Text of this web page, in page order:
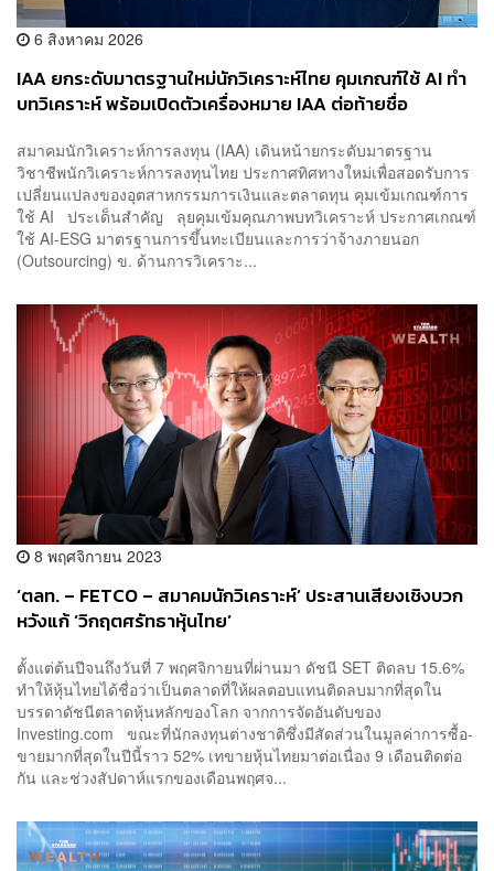
6 สิงหาคม 2026
IAA ยกระดับมาตรฐานใหม่นักวิเคราะห์ไทย คุมเกณฑ์ใช้ AI ทำ
บทวิเคราะห์ พร้อมเปิดตัวเครื่องหมาย IAA ต่อท้ายชื่อ
สมาคมนักวิเคราะห์การลงทุน (IAA) เดินหน้ายกระดับมาตรฐาน
วิชาชีพนักวิเคราะห์การลงทุนไทย ประกาศทิศทางใหม่เพื่อสอดรับการ
เปลี่ยนแปลงของอุตสาหกรรมการเงินและตลาดทุน คุมเข้มเกณฑ์การ
ใช้ AI ประเด็นสำคัญ ลุยคุมเข้มคุณภาพบทวิเคราะห์ ประกาศเกณฑ์
ใช้ AI-ESG มาตรฐานการขึ้นทะเบียนและการว่าจ้างภายนอก
(Outsourcing) ข. ด้านการวิเคราะ...
8 พฤศจิกายน 2023
‘ตลท. – FETCO – สมาคมนักวิเคราะห์’ ประสานเสียงเชิงบวก
หวังแก้ ‘วิกฤตศรัทธาหุ้นไทย’
ตั้งแต่ต้นปีจนถึงวันที่ 7 พฤศจิกายนที่ผ่านมา ดัชนี SET ติดลบ 15.6%
ทำให้หุ้นไทยได้ชื่อว่าเป็นตลาดที่ให้ผลตอบแทนติดลบมากที่สุดใน
บรรดาดัชนีตลาดหุ้นหลักของโลก จากการจัดอันดับของ
Investing.com ขณะที่นักลงทุนต่างชาติซึ่งมีสัดส่วนในมูลค่าการซื้อ-
ขายมากที่สุดในปีนี้ราว 52% เทขายหุ้นไทยมาต่อเนื่อง 9 เดือนติดต่อ
กัน และช่วงสัปดาห์แรกของเดือนพฤศจ...